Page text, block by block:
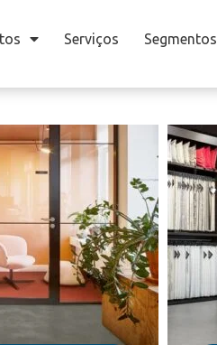
Serviços Segmentos